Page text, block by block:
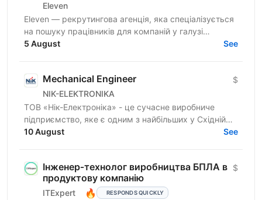
Eleven
Eleven — рекрутингова агенція, яка спеціалізується
на пошуку працівників для компаній у галузі
військових технологій. Наша мета — підтримувати
5 August See
Mechanical Engineer
NIK-ELEKTRONIKA
$
ТОВ «Нік-Електроніка» - це сучасне виробниче
підприємство, яке є одним з найбільших у Східній
Європі та спеціалізується на розробці та серійному
10 August See
Інженер‑технолог виробництва БПЛА в
продуктову компанію
ITExpert 🔥 RESPONDS QUICKLY
$